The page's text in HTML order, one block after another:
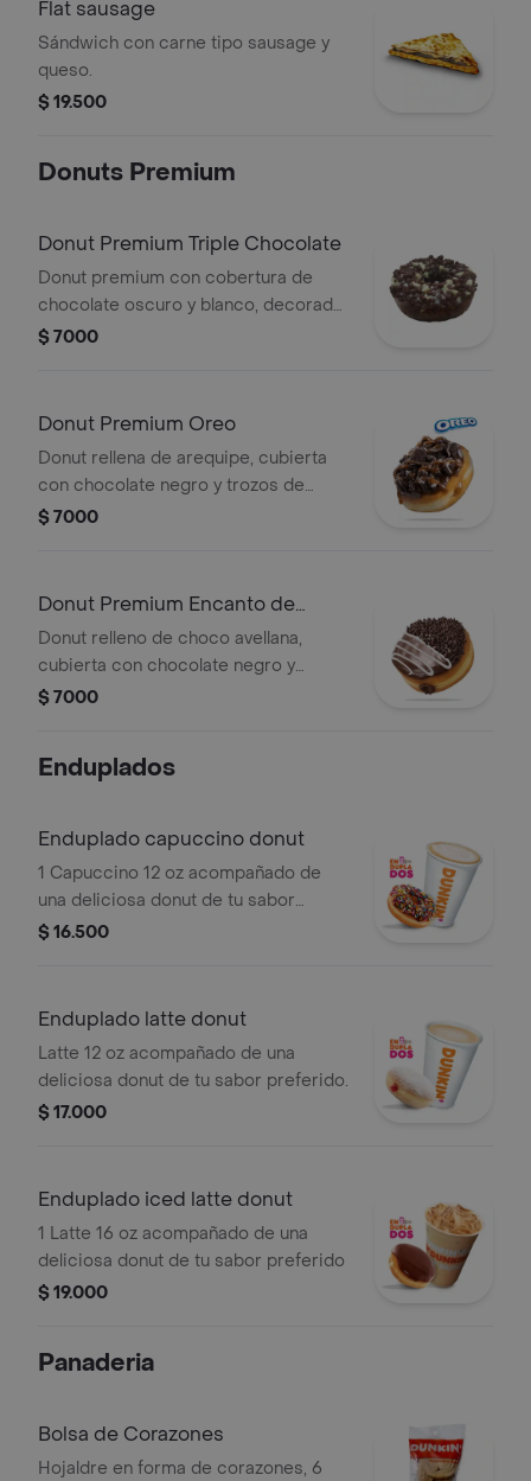
Flat sausage
Sándwich con carne tipo sausage y
queso.
$ 19.500
Donuts Premium
Donut Premium Triple Chocolate
Donut premium con cobertura de
chocolate oscuro y blanco, decorada
con chispas de chocolate.
$ 7000
Donut Premium Oreo
Donut rellena de arequipe, cubierta
con chocolate negro y trozos de
galleta oreo
$ 7000
Donut Premium Encanto de
Chocolate
Donut relleno de choco avellana,
cubierta con chocolate negro y
grageas de chocolate
$ 7000
Enduplados
Enduplado capuccino donut
1 Capuccino 12 oz acompañado de
una deliciosa donut de tu sabor
preferido.
$ 16.500
Enduplado latte donut
Latte 12 oz acompañado de una
deliciosa donut de tu sabor preferido.
$ 17.000
Enduplado iced latte donut
1 Latte 16 oz acompañado de una
deliciosa donut de tu sabor preferido
$ 19.000
Panaderia
Bolsa de Corazones
Hojaldre en forma de corazones, 6